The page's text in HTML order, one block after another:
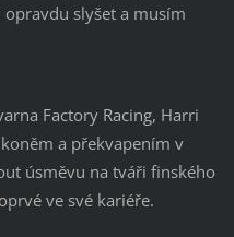
slyšet a musím
Factory Racing, Harri
a překvapením v
úsměvu na tváři finského
ve své kariéře.